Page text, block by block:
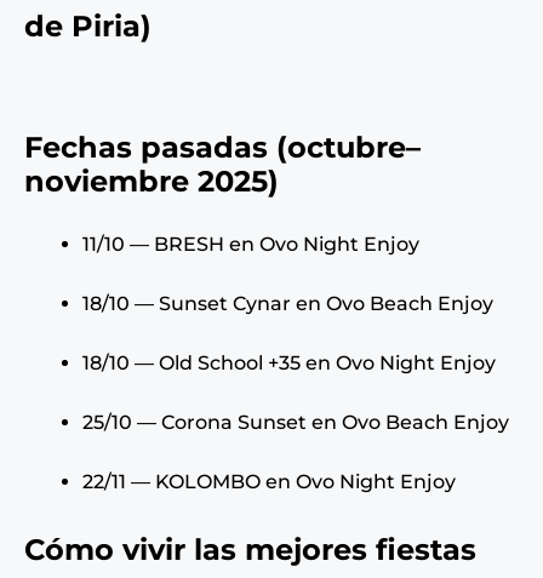
de Piria)
Fechas pasadas (octubre–
noviembre 2025)
11/10 — BRESH en Ovo Night Enjoy
18/10 — Sunset Cynar en Ovo Beach Enjoy
18/10 — Old School +35 en Ovo Night Enjoy
25/10 — Corona Sunset en Ovo Beach Enjoy
22/11 — KOLOMBO en Ovo Night Enjoy
Cómo vivir las mejores fiestas